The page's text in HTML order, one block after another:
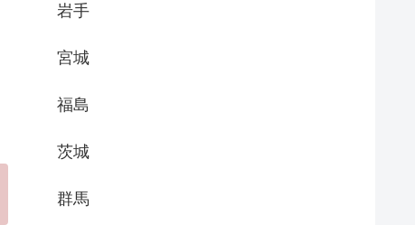
岩手
宮城
福島
茨城
群馬